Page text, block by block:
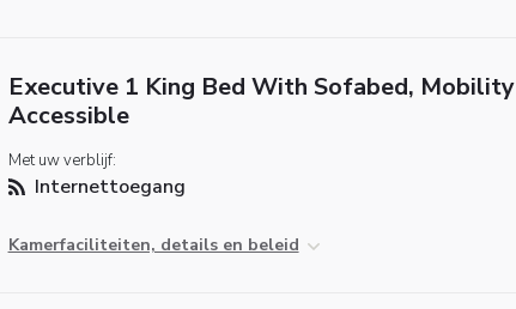
Executive 1 King Bed With Sofabed, Mobility
Accessible
Met uw verblijf:
Internettoegang
Kamerfaciliteiten, details en beleid